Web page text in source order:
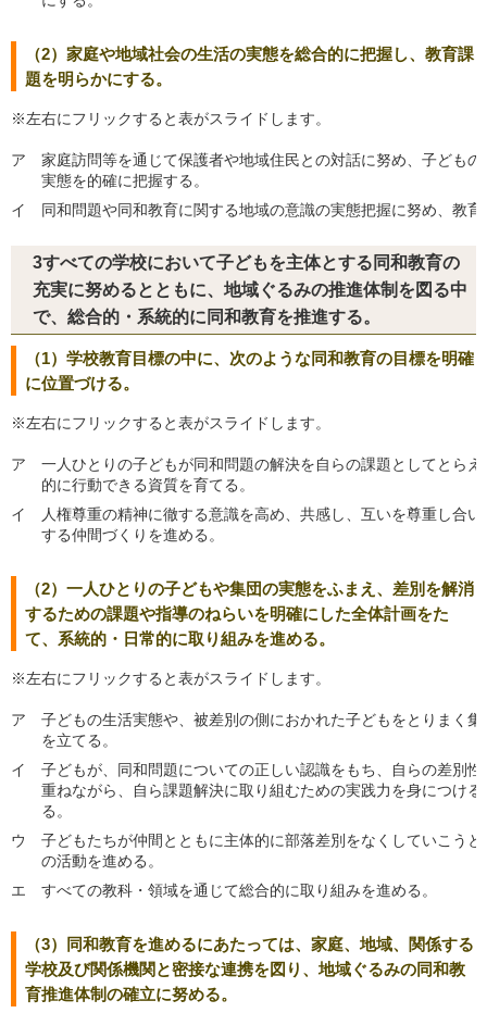
（2）家庭や地域社会の生活の実態を総合的に把握し、教育課
題を明らかにする。
※左右にフリックすると表がスライドします。
ア
家庭訪問等を通じて保護者や地域住民との対話に努め、子ども
実態を的確に把握する。
イ
同和問題や同和教育に関する地域の意識の実態把握に努め、教
3すべての学校において子どもを主体とする同和教育の
充実に努めるとともに、地域ぐるみの推進体制を図る中
で、総合的・系統的に同和教育を推進する。
（1）学校教育目標の中に、次のような同和教育の目標を明確
に位置づける。
※左右にフリックすると表がスライドします。
ア
一人ひとりの子どもが同和問題の解決を自らの課題としてとら
的に行動できる資質を育てる。
イ
人権尊重の精神に徹する意識を高め、共感し、互いを尊重し合
する仲間づくりを進める。
（2）一人ひとりの子どもや集団の実態をふまえ、差別を解消
するための課題や指導のねらいを明確にした全体計画をた
て、系統的・日常的に取り組みを進める。
※左右にフリックすると表がスライドします。
ア
子どもの生活実態や、被差別の側におかれた子どもをとりまく
を立てる。
イ
子どもが、同和問題についての正しい認識をもち、自らの差別
重ねながら、自ら課題解決に取り組むための実践力を身につけ
る。
ウ
子どもたちが仲間とともに主体的に部落差別をなくしていこう
の活動を進める。
エ
すべての教科・領域を通じて総合的に取り組みを進める。
（3）同和教育を進めるにあたっては、家庭、地域、関係する
学校及び関係機関と密接な連携を図り、地域ぐるみの同和教
育推進体制の確立に努める。